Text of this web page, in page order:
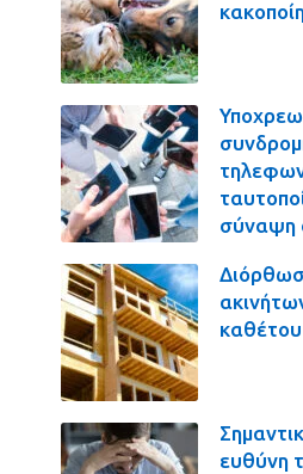
σύναψη
καθέτου
ευθύνη